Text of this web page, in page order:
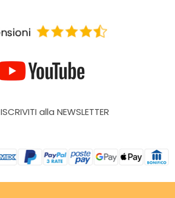
ISCRIVITI alla NEWSLETTER